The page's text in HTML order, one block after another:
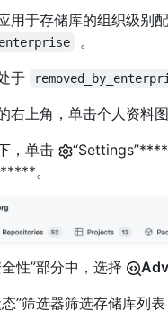
用于存储库的组织级别
。
于
右上角，单击个人资料
，单击
“Settings”****
。
性”部分中，选择
”筛选器筛选存储库列表